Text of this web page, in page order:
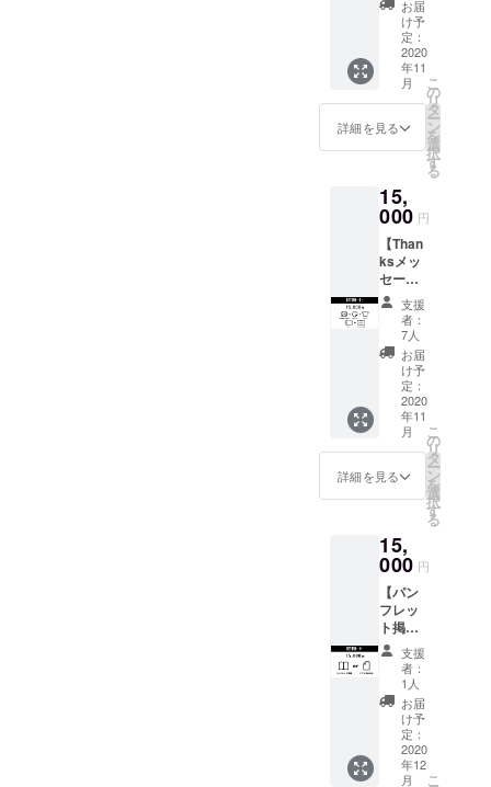
ステッ
カー、T
シャツ
をお届
けしま
す。
＋クレ
ジット
掲載】
ダン
サーか
らの
Thanks
メッ
リジナ
ルス
テッ
カー、
オリジ
ナルT
シャ
ツ、
BAKU
公式
SNS、
公演エ
ンド
ロール
でのク
レジッ
ト掲載
レジッ
ト掲載
まして
は、本
公演に
てエン
ドロー
ルやパ
ンフ
レット
にもお
名前を
記載さ
お届
け予
定：
2020
年11
月
詳細を見る
こ
の
リ
タ
ー
ン
を
選
択
す
る
15,
000 円
【Than
ksメッ
セージ
＋ス
テッ
カー＋T
シャツ
＋チ
ケット
＋クレ
ジット
掲載】
ダン
サーか
らの
セー
ジ、オ
リジナ
ルス
テッ
カー、
オリジ
ナルT
シャ
ツ、
BAKU
公式
SNS、
公演エ
支援
者：
7人
お届
け予
定：
2020
年11
月
詳細を見る
こ
の
リ
タ
ー
ン
を
選
択
す
る
15,
000 円
【パン
フレッ
ト掲載
orチラ
シ挟み
込み】
こちら
は企業
様向け
のコー
スにな
支援
者：
1人
お届
け予
定：
2020
年12
月
こ